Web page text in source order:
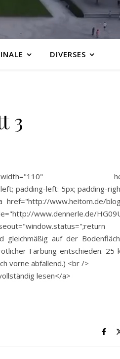
DIVERSES
3
width="110"
padding-left: 5px; padding-
www.heitom.de/
gleichmäßig auf der
Färbung entschieden. 25
vorne abfallend.) <br />
lesen</a>